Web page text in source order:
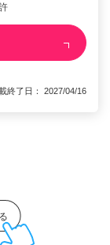
了日： 2027/04/16